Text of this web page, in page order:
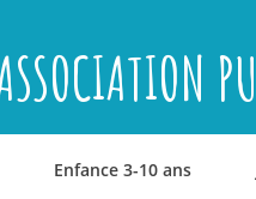
Enfance 3-10 ans